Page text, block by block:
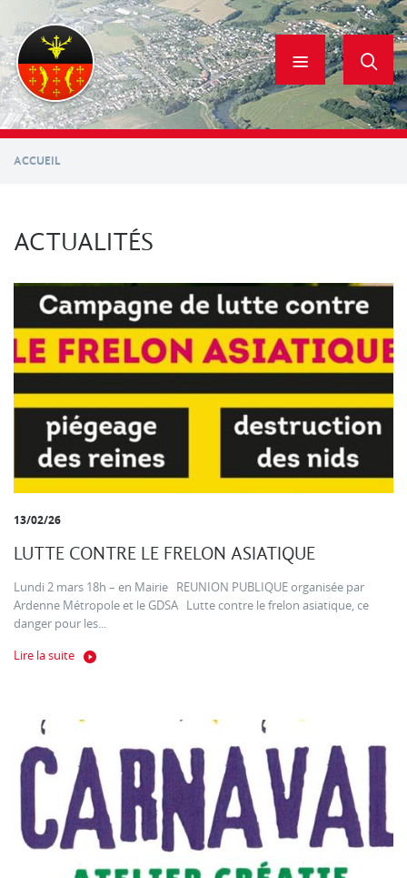
contenu
principal
ACCUEIL
ACTUALITÉS
13/02/26
LUTTE CONTRE LE FRELON ASIATIQUE
Lundi 2 mars 18h – en Mairie REUNION PUBLIQUE organisée par
Ardenne Métropole et le GDSA Lutte contre le frelon asiatique, ce
danger pour les...
Lire la suite